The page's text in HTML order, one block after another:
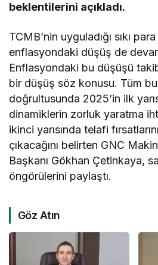
beklentilerini açıkladı.
TCMB’nin uyguladığı sıkı
enflasyondaki düşüş de
Enflasyondaki bu düşüşü
bir düşüş söz konusu. Tüm
doğrultusunda 2025’in ilk
dinamiklerin zorluk yaratma
ikinci yarısında telafi
çıkacağını belirten GNC
Başkanı Gökhan Çetinkaya,
öngörülerini paylaştı.
Göz Atın